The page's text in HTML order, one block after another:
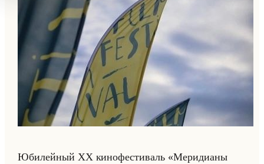
Юби­лейный XX ки­но­фе­сти­валь «Меридианы